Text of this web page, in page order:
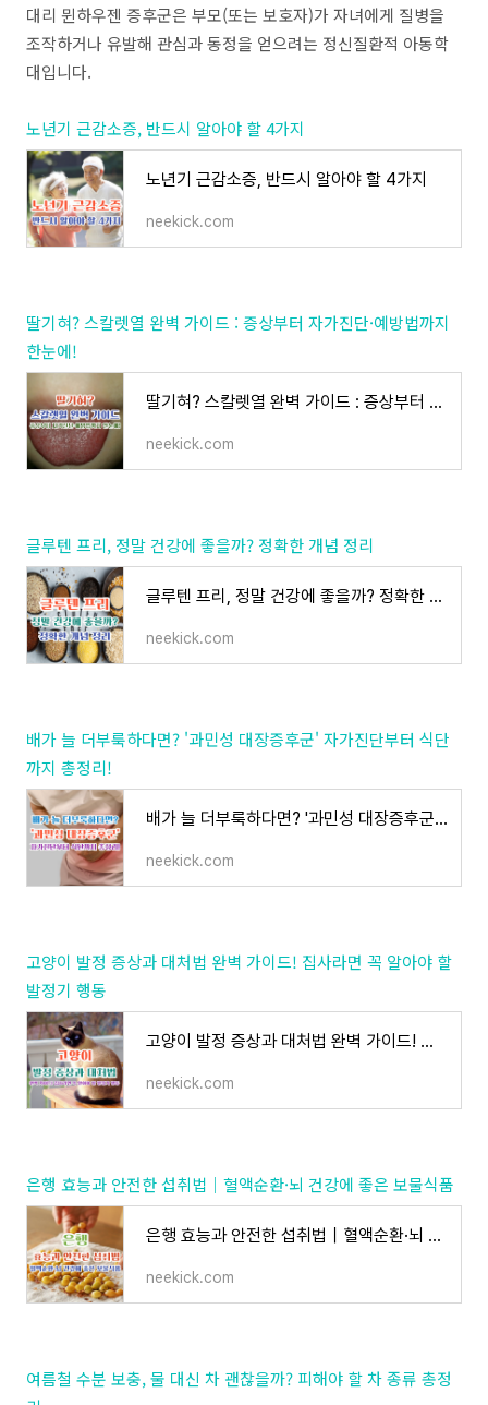
대리 뮌하우젠 증후군은 부모(또는 보호자)가 자녀에게 질병을
조작하거나 유발해 관심과 동정을 얻으려는 정신질환적 아동학
대입니다.
노년기 근감소증, 반드시 알아야 할 4가지
노년기 근감소증, 반드시 알아야 할 4가지
neekick.com
딸기혀? 스칼렛열 완벽 가이드 : 증상부터 자가진단·예방법까지
한눈에!
딸기혀? 스칼렛열 완벽 가이드 : 증상부터 자가진단·예방법까지 한눈에!
neekick.com
글루텐 프리, 정말 건강에 좋을까? 정확한 개념 정리
글루텐 프리, 정말 건강에 좋을까? 정확한 개념 정리
neekick.com
배가 늘 더부룩하다면? '과민성 대장증후군' 자가진단부터 식단
까지 총정리!
배가 늘 더부룩하다면? '과민성 대장증후군' 자가진단부터 식단까지 총정리!
neekick.com
고양이 발정 증상과 대처법 완벽 가이드! 집사라면 꼭 알아야 할
발정기 행동
고양이 발정 증상과 대처법 완벽 가이드! 집사라면 꼭 알아야 할 발정기 행동
neekick.com
은행 효능과 안전한 섭취법｜혈액순환·뇌 건강에 좋은 보물식품
은행 효능과 안전한 섭취법｜혈액순환·뇌 건강에 좋은 보물식품
neekick.com
여름철 수분 보충, 물 대신 차 괜찮을까? 피해야 할 차 종류 총정